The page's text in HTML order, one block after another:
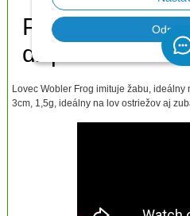
Lovec Wobler Frog imituje žabu,
3cm, 1,5g, ideálny na lov ostriežov aj